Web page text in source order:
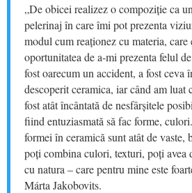
„De obicei realizez o compoziţie ca
pelerinaj în care îmi pot prezenta
modul cum reaţionez cu materia,
oportunitatea de a-mi prezenta felul
fost oarecum un accident, a fost ceva
descoperit ceramica, iar când am luat
fost atât încântată de nesfârşitele
fiind entuziasmată să fac forme, culori.
formei în ceramică sunt atât de vaste,
poţi combina culori, texturi, poţi avea
cu natura – care pentru mine este
Márta Jakobovits.